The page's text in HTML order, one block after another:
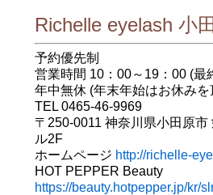
Richelle eyelash 小
予約優先制
営業時間 10：00～19：00 (最
年中無休 (年末年始はお休みを
TEL 0465-46-9969
〒250-0011 神奈川県小田原市
ル2F
ホームページ http://richelle-
HOT PEPPER Beauty
https://beauty.hotpepper.jp/kr/